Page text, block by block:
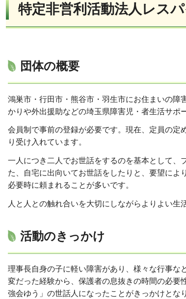
特定非営利活動法人レス
団体の概要
鴻巣市・行田市・熊谷市・羽生市にお住まいの障
かりや外出援助などの埼玉県障害児・者生活サポ
会員制で事前の登録が必要です。現在、定員の定
り受け入れています。
一人につき二人でお世話をするのを基本として、
た、自宅に出向いてお世話をしたりと、要望によ
必要時に頼まれることが多いです。
人と人との触れ合いを大切にしながらよりよい生
活動のきっかけ
理事長自身の子に軽い障害があり、様々な行事な
変だった経験から、保護者の息抜きの時間の必要
強会ゆう」の世話人になったことがきっかけとな